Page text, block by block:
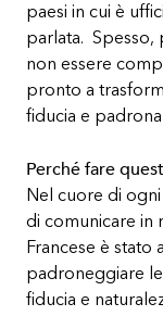
paesi in cui è
parlata. Spesso,
non essere
pronto a
fiducia e
Perché fare
Nel cuore di
di comunicare in
Francese è
padroneggiare
fiducia e